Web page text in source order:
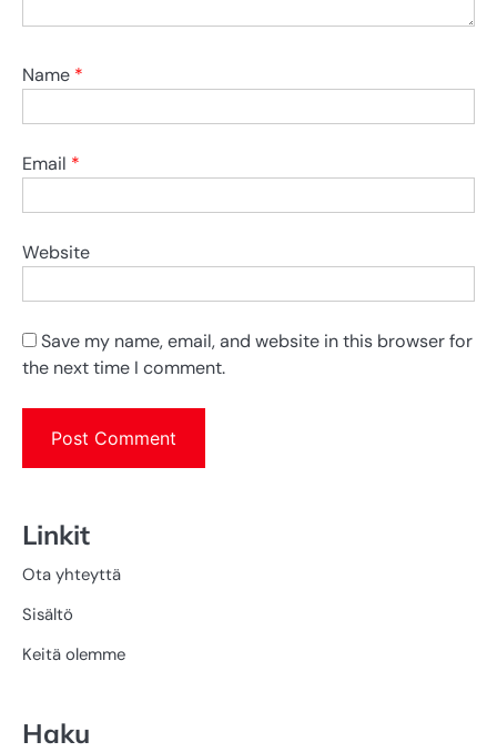
Name *
Email *
Website
Save my name, email, and website in this browser for
the next time I comment.
Linkit
Ota yhteyttä
Sisältö
Keitä olemme
Haku